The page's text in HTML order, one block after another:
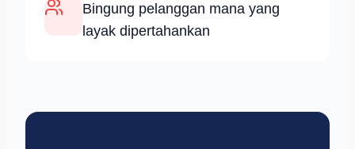
Bingung pelanggan mana yang
layak dipertahankan